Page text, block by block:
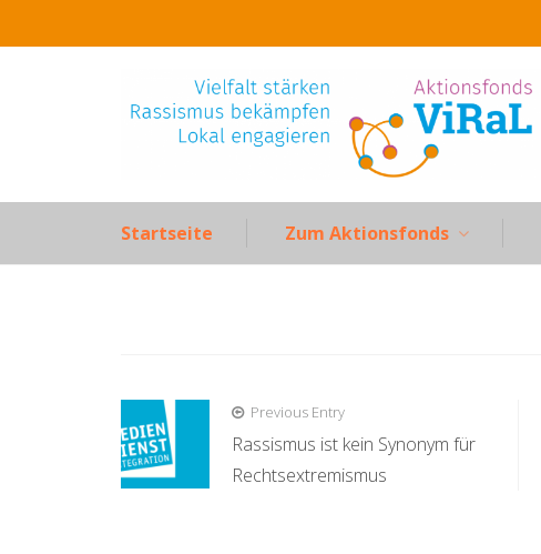
to
Startseite Zum Aktionsfonds
Beitragsnavigation Previous Entry
Rassismus ist kein Synonym für
Rechtsextremismus